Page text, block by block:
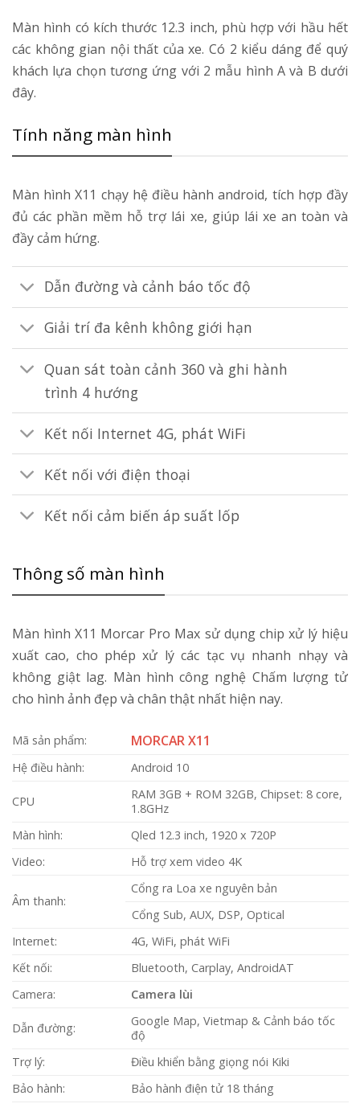
Màn hình có kích thước 12.3 inch, phù hợp với hầu hết
các không gian nội thất của xe. Có 2 kiểu dáng để quý
khách lựa chọn tương ứng với 2 mẫu hình A và B dưới
đây.
Tính năng màn hình
Màn hình X11 chạy hệ điều hành android, tích hợp đầy
đủ các phần mềm hỗ trợ lái xe, giúp lái xe an toàn và
đầy cảm hứng.
Dẫn đường và cảnh báo tốc độ
Giải trí đa kênh không giới hạn
Quan sát toàn cảnh 360 và ghi hành
trình 4 hướng
Kết nối Internet 4G, phát WiFi
Kết nối với điện thoại
Kết nối cảm biến áp suất lốp
Thông số màn hình
Màn hình X11 Morcar Pro Max sử dụng chip xử lý hiệu
xuất cao, cho phép xử lý các tạc vụ nhanh nhạy và
không giật lag. Màn hình công nghệ Chấm lượng tử
cho hình ảnh đẹp và chân thật nhất hiện nay.
Mã sản phẩm: MORCAR X11
Hệ điều hành: Android 10
CPU
RAM 3GB + ROM 32GB, Chipset: 8 core,
1.8GHz
Màn hình:
Qled 12.3 inch, 1920 x 720P
Video:
Hỗ trợ xem video 4K
Âm thanh:
Cổng ra Loa xe nguyên bản
Cổng Sub, AUX, DSP, Optical
Internet:
4G, WiFi, phát WiFi
Kết nối:
Bluetooth, Carplay, AndroidAT
Camera:
Camera lùi
Dẫn đường:
Google Map, Vietmap & Cảnh báo tốc
độ
Trợ lý:
Điều khiển bằng giọng nói Kiki
Bảo hành:
Bảo hành điện tử 18 tháng